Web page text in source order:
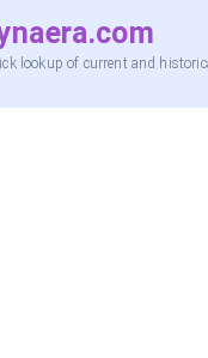
lookup of current and